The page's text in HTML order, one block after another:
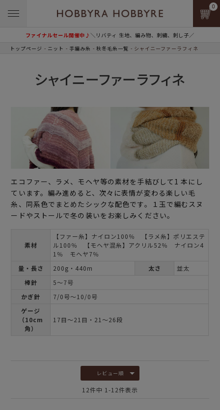
ファイナルセール開催中♪＼リバティ 生地、編み物、刺繍、刺し子／
0
トップページ ニット 手編み糸 秋冬毛糸一覧 シャイニーファーラフィネ
シャイニーファーラフィネ
エコファー、ラメ、モヘヤ等の素材を手結びして1 本にし
ています。編み進めると、次々に表情が変わる楽しい毛
糸、同系色でまとめたシックな配色です。１玉で編むスヌ
ードやストールで冬の装いをお楽しみください。
素材
【ファー糸】ナイロン100％ 【ラメ糸】ポリエステ
ル100％ 【モヘヤ混糸】アクリル52％ ナイロン4
1％ モヘヤ7％
量・長さ
200g・440m 太さ
並太
棒針
5～7号
かぎ針
7/0号～10/0号
ゲージ
（10cm
角）
17目～21目・21～26段
レビュー順
12件中 1 -12件表示